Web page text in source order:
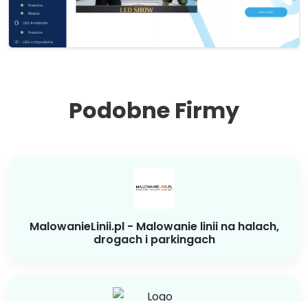
Podobne Firmy
MalowanieLinii.pl - Malowanie linii na halach,
drogach i parkingach